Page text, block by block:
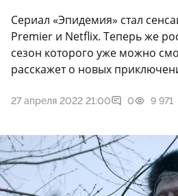
Сериал «Эпидемия» стал
Premier и Netflix. Теперь же
сезон которого уже можно
расскажет о новых
27 апреля 2022 21:00 0 9 971